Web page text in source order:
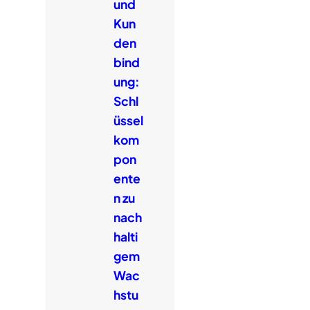
und
Kun
den
bind
ung:
Schl
üssel
kom
pon
ente
n zu
nach
halti
gem
Wac
hstu